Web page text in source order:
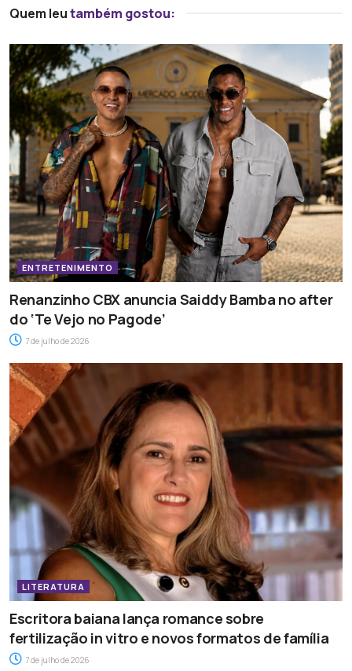
Quem leutambém gostou:
ENTRETENIMENTO
Renanzinho CBX anuncia Saiddy Bamba no after
do ‘Te Vejo no Pagode’
7 de julho de 2026
LITERATURA
Escritora baiana lança romance sobre
fertilização in vitro e novos formatos de família
7 de julho de 2026